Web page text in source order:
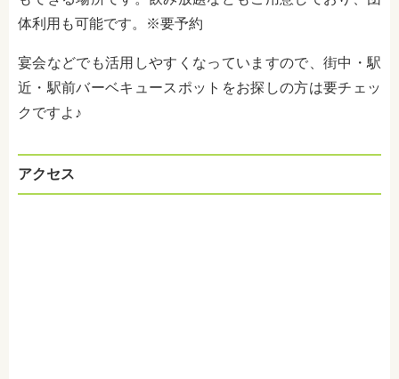
体利用も可能です。※要予約
宴会などでも活用しやすくなっていますので、街中・駅
近・駅前バーベキュースポットをお探しの方は要チェッ
クですよ♪
アクセス